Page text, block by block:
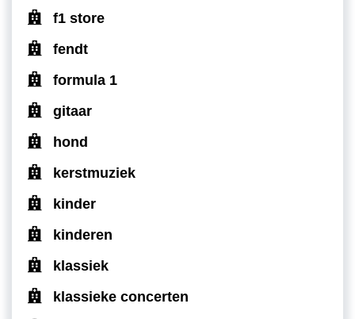
f1 store
fendt
formula 1
gitaar
hond
kerstmuziek
kinder
kinderen
klassiek
klassieke concerten